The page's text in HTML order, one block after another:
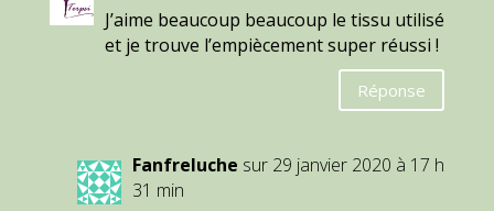
J’aime beaucoup beaucoup le tissu utilisé
et je trouve l’empiècement super réussi !
Réponse
Fanfreluche sur 29 janvier 2020 à 17 h
31 min